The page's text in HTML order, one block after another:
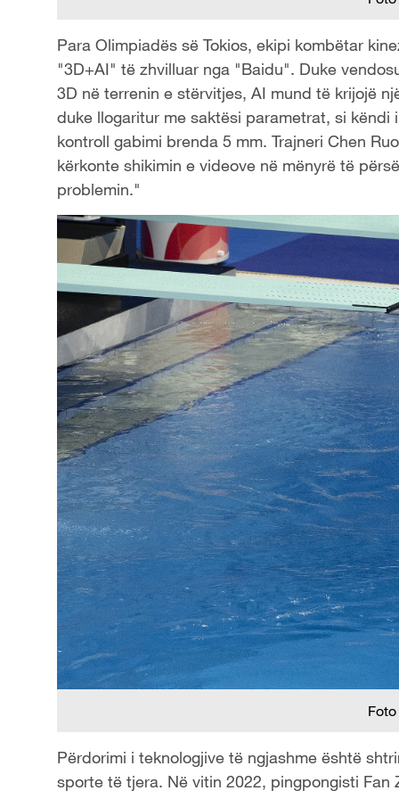
Para Olimpiadës së Tokios, ekipi kombëtar
"3D+AI" të zhvilluar nga "Baidu". Duke
3D në terrenin e stërvitjes, AI mund të krijojë
duke llogaritur me saktësi parametrat, si
kontroll gabimi brenda 5 mm. Trajneri Chen
kërkonte shikimin e videove në mënyrë të
problemin."
Përdorimi i teknologjive të ngjashme është
sporte të tjera. Në vitin 2022, pingpongisti